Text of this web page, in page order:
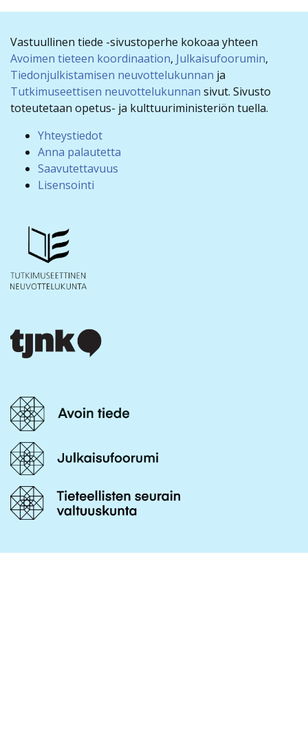
Vastuullinen tiede -sivustoperhe kokoaa yhteen
Avoimen tieteen koordinaation, Julkaisufoorumin,
Tiedonjulkistamisen neuvottelukunnan ja
Tutkimuseettisen neuvottelukunnan sivut. Sivusto
toteutetaan opetus- ja kulttuuriministeriön tuella.
Yhteystiedot
Anna palautetta
Saavutettavuus
Lisensointi